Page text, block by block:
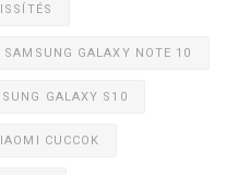
SAMSUNG GALAXY NOTE 10
GALAXY S10
CUCCOK